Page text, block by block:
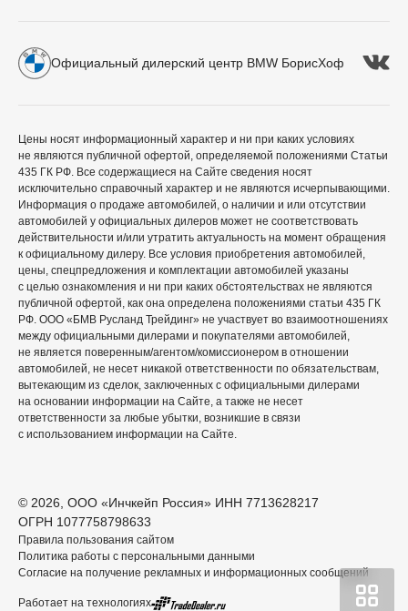
Официальный дилерский центр BMW БорисХоф
Цены носят информационный характер и ни при каких условиях
не являются публичной офертой, определяемой положениями Статьи
435 ГК РФ. Все содержащиеся на Сайте сведения носят
исключительно справочный характер и не являются исчерпывающими.
Информация о продаже автомобилей, о наличии и или отсутствии
автомобилей у официальных дилеров может не соответствовать
действительности и/или утратить актуальность на момент обращения
к официальному дилеру. Все условия приобретения автомобилей,
цены, спецпредложения и комплектации автомобилей указаны
с целью ознакомления и ни при каких обстоятельствах не являются
публичной офертой, как она определена положениями статьи 435 ГК
РФ. ООО «БМВ Русланд Трейдинг» не участвует во взаимоотношениях
между официальными дилерами и покупателями автомобилей,
не является поверенным/агентом/комиссионером в отношении
автомобилей, не несет никакой ответственности по обязательствам,
вытекающим из сделок, заключенных с официальными дилерами
на основании информации на Сайте, а также не несет
ответственности за любые убытки, возникшие в связи
с использованием информации на Сайте.
© 2026, ООО «Инчкейп Россия» ИНН 7713628217
ОГРН 1077758798633
Правила пользования сайтом
Политика работы с персональными данными
Согласие на получение рекламных и информационных сообщений
Работает на технологиях